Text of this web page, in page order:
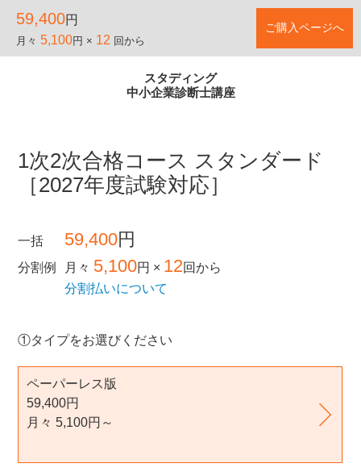
スタディング
中小企業診断士講座
59,400円
月々 5,100円 × 12 回から
ご購入ページへ
1次2次合格コース スタンダード
［2027年度試験対応］
一括 59,400円
分割例 月々 5,100円 × 12回から
分割払いについて
①タイプをお選びください
ペーパーレス版
59,400円
月々5,100円～